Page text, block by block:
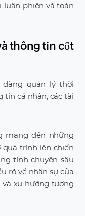
luân phiên và toàn
thông tin cốt
dàng quản lý thời
tin cá nhân, các tài
mang đến những
quá trình lên chiến
tính chuyên sâu
rõ về nhân sự của
xu hướng tương